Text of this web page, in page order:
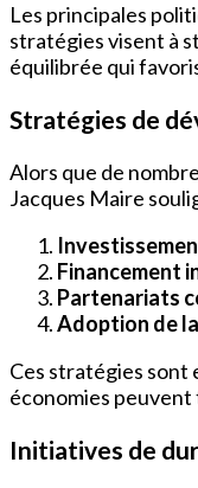
Les principales
stratégies visent à
équilibrée qui
Stratégies de
Alors que de
Jacques Maire
Financement
Partenariats
Adoption de
Ces stratégies sont
économies
Initiatives de